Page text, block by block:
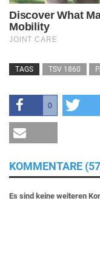
TAGS TSV 1860
0
KOMMENTARE
Es sind keine weiteren